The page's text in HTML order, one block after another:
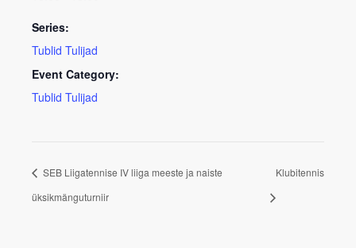
Series:
Tublid Tulijad
Event Category:
Tublid Tulijad
SEB Liigatennise IV liiga meeste ja naiste
üksikmänguturniir
Klubitennis